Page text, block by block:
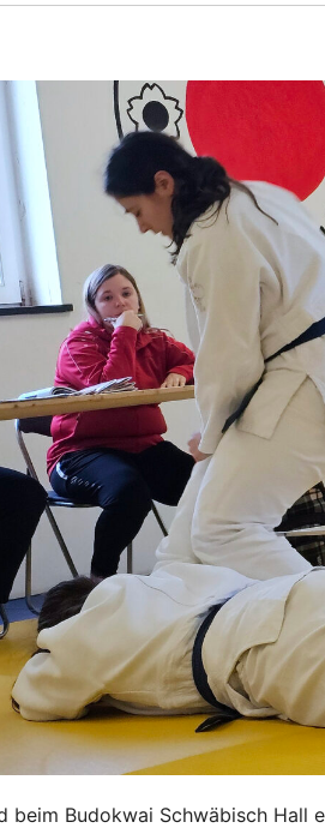
beim Budokwai Schwäbisch Hall